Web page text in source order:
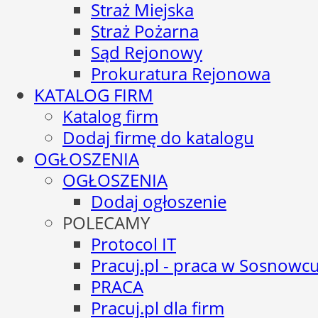
Straż Miejska
Straż Pożarna
Sąd Rejonowy
Prokuratura Rejonowa
KATALOG FIRM
Katalog firm
Dodaj firmę do katalogu
OGŁOSZENIA
OGŁOSZENIA
Dodaj ogłoszenie
POLECAMY
Protocol IT
Pracuj.pl - praca w
PRACA
Pracuj.pl dla firm